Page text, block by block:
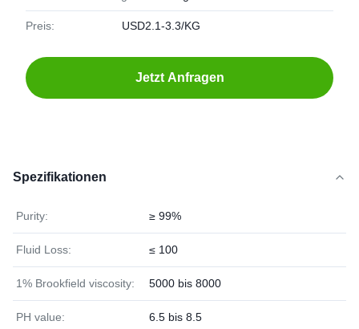
Preis: USD2.1-3.3/KG
Jetzt Anfragen
Spezifikationen
Purity: ≥ 99%
Fluid Loss: ≤ 100
1% Brookfield viscosity: 5000 bis 8000
PH value: 6.5 bis 8.5